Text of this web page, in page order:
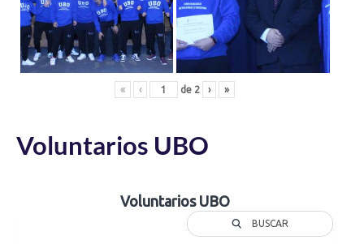
« ‹ de 2 › »
Voluntarios UBO
Voluntarios UBO
BUSCAR